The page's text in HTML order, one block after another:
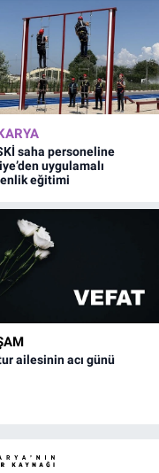
saha personeline
uygulamalı
eğitimi
ailesinin acı günü